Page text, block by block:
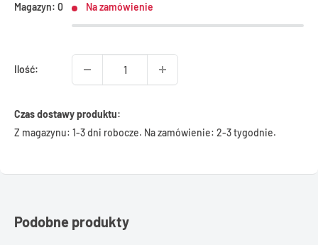
Magazyn: 0 Na zamówienie
Ilość:
Czas dostawy produktu:
Z magazynu: 1-3 dni robocze. Na zamówienie: 2-3 tygodnie.
Podobne produkty